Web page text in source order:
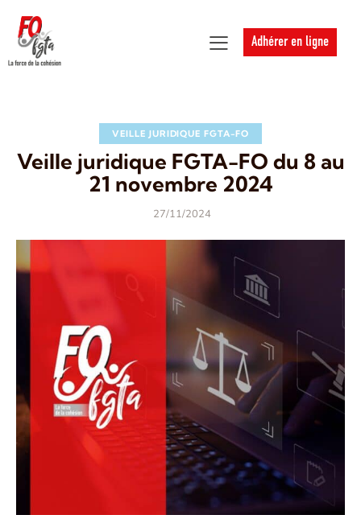
Adhérer en ligne
VEILLE JURIDIQUE FGTA-FO
Veille juridique FGTA-FO du 8 au
21 novembre 2024
27/11/2024